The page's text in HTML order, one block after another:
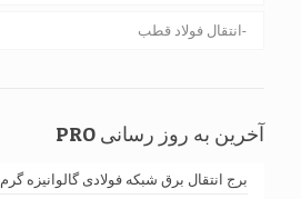
انتقال فولاد قطب
آخرین به روز رسانی PRO
برج انتقال برق شبکه فولادی گالوانیزه گرم